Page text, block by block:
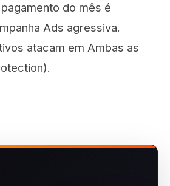
do mês é
Ads agressiva.
atacam em Ambas as